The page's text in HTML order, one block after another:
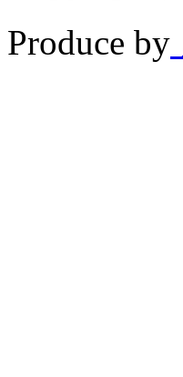
Produce by